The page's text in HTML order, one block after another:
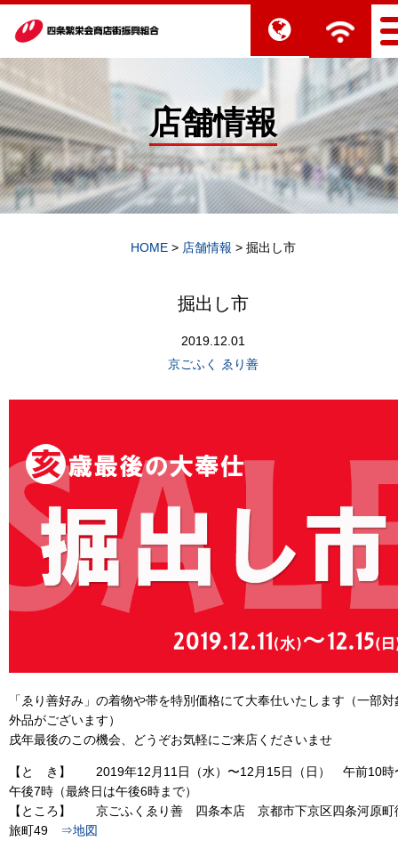
店舗情報
HOME > 店舗情報 > 掘出し市
掘出し市
2019.12.01
京ごふく ゑり善
「ゑり善好み」の着物や帯を特別価格にて大奉仕いたします（一部対
外品がございます）
戌年最後のこの機会、どうぞお気軽にご来店くださいませ
【と き】 2019年12月11日（水）〜12月15日（日） 午前10時
午後7時（最終日は午後6時まで）
【ところ】 京ごふくゑり善 四条本店 京都市下京区四条河原町
旅町49
⇒地図